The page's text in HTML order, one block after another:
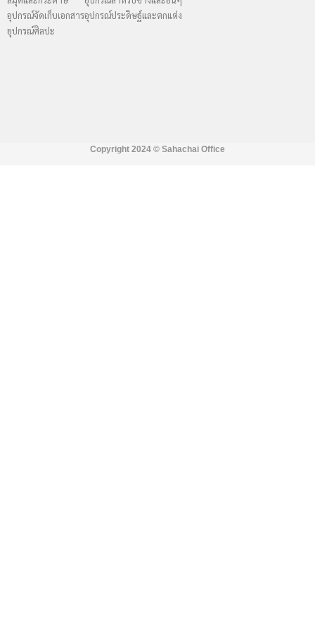
อุปกรณ์จัดเก็บเอกสาร
อุปกรณ์ศิลปะ
อุปกรณ์ประดิษฐ์และตกแต่ง
Copyright 2024 © Sahachai Office